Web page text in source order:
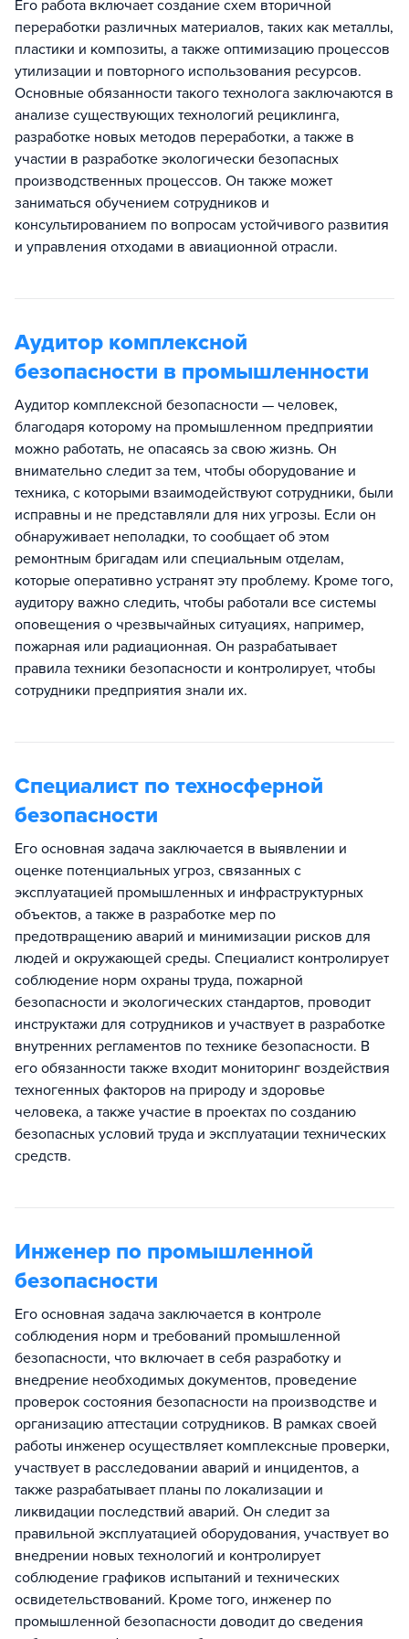
Его работа включает создание схем вторичной
переработки различных материалов, таких как металлы,
пластики и композиты, а также оптимизацию процессов
утилизации и повторного использования ресурсов.
Основные обязанности такого технолога заключаются в
анализе существующих технологий рециклинга,
разработке новых методов переработки, а также в
участии в разработке экологически безопасных
производственных процессов. Он также может
заниматься обучением сотрудников и
консультированием по вопросам устойчивого развития
и управления отходами в авиационной отрасли.
Аудитор комплексной
безопасности в промышленности
Аудитор комплексной безопасности — человек,
благодаря которому на промышленном предприятии
можно работать, не опасаясь за свою жизнь. Он
внимательно следит за тем, чтобы оборудование и
техника, с которыми взаимодействуют сотрудники, были
исправны и не представляли для них угрозы. Если он
обнаруживает неполадки, то сообщает об этом
ремонтным бригадам или специальным отделам,
которые оперативно устранят эту проблему. Кроме того,
аудитору важно следить, чтобы работали все системы
оповещения о чрезвычайных ситуациях, например,
пожарная или радиационная. Он разрабатывает
правила техники безопасности и контролирует, чтобы
сотрудники предприятия знали их.
Специалист по техносферной
безопасности
Его основная задача заключается в выявлении и
оценке потенциальных угроз, связанных с
эксплуатацией промышленных и инфраструктурных
объектов, а также в разработке мер по
предотвращению аварий и минимизации рисков для
людей и окружающей среды. Специалист контролирует
соблюдение норм охраны труда, пожарной
безопасности и экологических стандартов, проводит
инструктажи для сотрудников и участвует в разработке
внутренних регламентов по технике безопасности. В
его обязанности также входит мониторинг воздействия
техногенных факторов на природу и здоровье
человека, а также участие в проектах по созданию
безопасных условий труда и эксплуатации технических
средств.
Инженер по промышленной
безопасности
Его основная задача заключается в контроле
соблюдения норм и требований промышленной
безопасности, что включает в себя разработку и
внедрение необходимых документов, проведение
проверок состояния безопасности на производстве и
организацию аттестации сотрудников. В рамках своей
работы инженер осуществляет комплексные проверки,
участвует в расследовании аварий и инцидентов, а
также разрабатывает планы по локализации и
ликвидации последствий аварий. Он следит за
правильной эксплуатацией оборудования, участвует во
внедрении новых технологий и контролирует
соблюдение графиков испытаний и технических
освидетельствований. Кроме того, инженер по
промышленной безопасности доводит до сведения